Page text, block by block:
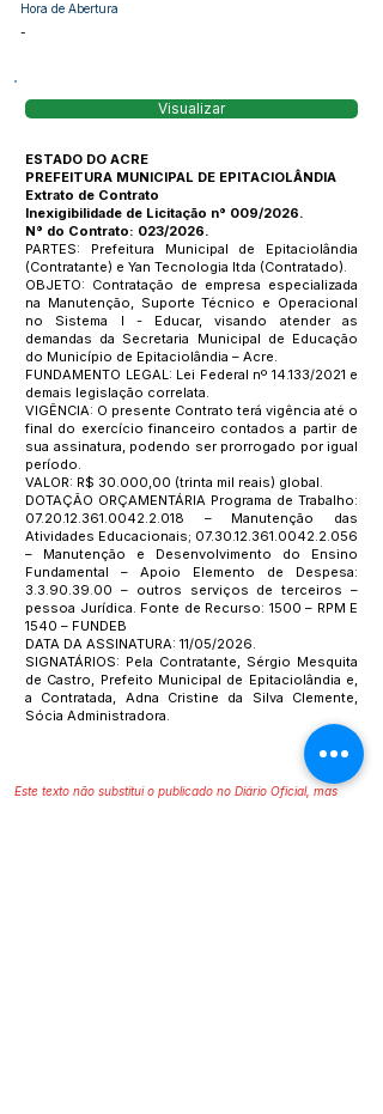
Hora de Abertura
-
Visualizar
ESTADO DO ACRE
PREFEITURA MUNICIPAL DE EPITACIOLÂNDIA
Extrato de Contrato
Inexigibilidade de Licitação n° 009/2026.
N° do Contrato: 023/2026.
PARTES: Prefeitura Municipal de Epitaciolândia
(Contratante) e Yan Tecnologia ltda (Contratado).
OBJETO: Contratação de empresa especializada
na Manutenção, Suporte Técnico e Operacional
no Sistema I - Educar, visando atender as
demandas da Secretaria Municipal de Educação
do Município de Epitaciolândia – Acre.
FUNDAMENTO LEGAL: Lei Federal nº 14.133/2021 e
demais legislação correlata.
VIGÊNCIA: O presente Contrato terá vigência até o
final do exercício financeiro contados a partir de
sua assinatura, podendo ser prorrogado por igual
período.
VALOR: R$ 30.000,00 (trinta mil reais) global.
DOTAÇÃO ORÇAMENTÁRIA Programa de Trabalho:
07.20.12.361.0042.2.018 – Manutenção das
Atividades Educacionais; 07.30.12.361.0042.2.056
– Manutenção e Desenvolvimento do Ensino
Fundamental – Apoio Elemento de Despesa:
3.3.90.39.00 – outros serviços de terceiros –
pessoa Jurídica. Fonte de Recurso: 1500 – RPM E
1540 – FUNDEB
DATA DA ASSINATURA: 11/05/2026.
SIGNATÁRIOS: Pela Contratante, Sérgio Mesquita
de Castro, Prefeito Municipal de Epitaciolândia e,
a Contratada, Adna Cristine da Silva Clemente,
Sócia Administradora.
Este texto não substitui o publicado no Diário Oficial, mas